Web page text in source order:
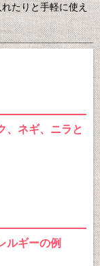
たりと手軽に使え
、ネギ、ニラと
ルギーの例